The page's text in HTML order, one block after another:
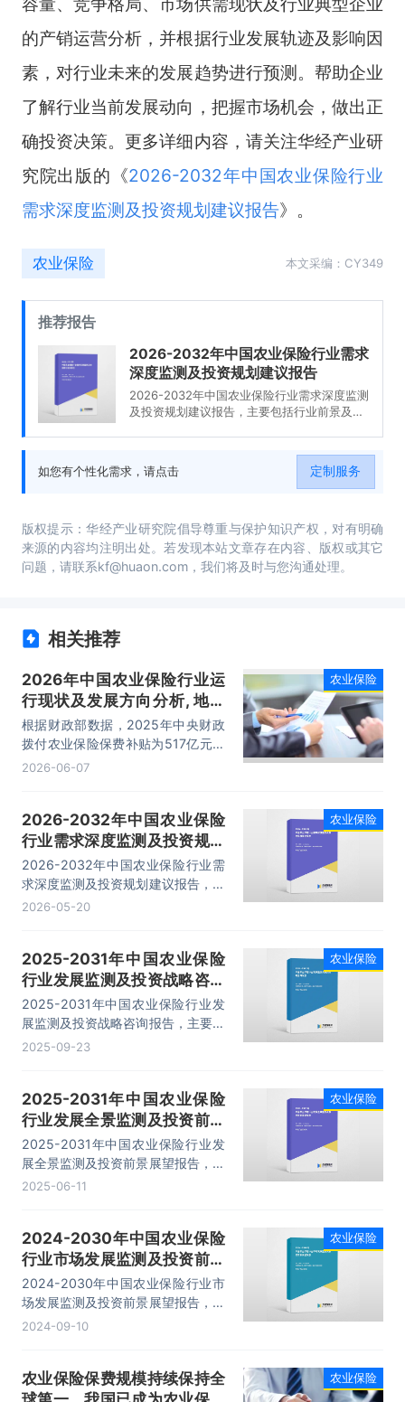
的产销运营分析，并根据行业发展轨迹及影响因
素，对行业未来的发展趋势进行预测。帮助企业
了解行业当前发展动向，把握市场机会，做出正
确投资决策。更多详细内容，请关注华经产业研
究院出版的《2026-2032年中国农业保险行业
需求深度监测及投资规划建议报告》。
农业保险 本文采编：CY349
推荐报告
2026-2032年中国农业保险行业需求
深度监测及投资规划建议报告
2026-2032年中国农业保险行业需求深度监测
及投资规划建议报告，主要包括行业前景及投
如您有个性化需求，请点击
定制服务
版权提示：华经产业研究院倡导尊重与保护知识产权，对有明确
来源的内容均注明出处。若发现本站文章存在内容、版权或其它
问题，请联系kf@huaon.com，我们将及时与您沟通处理。
相关推荐
2026年中国农业保险行业运
行现状及发展方向分析, 地方
政策性农业保险保费占比持续
提升「图」
根据财政部数据，2025年中央财政
拨付农业保险保费补贴为517亿元。
这一补贴资金用于支持我国农业保险
农民收益。
2026-06-07
农业保险
2026-2032年中国农业保险
行业需求深度监测及投资规划
建议报告
2026-2032年中国农业保险行业需
求深度监测及投资规划建议报告，主
要包括行业前景及投资价值、投资机
2026-05-20
农业保险
2025-2031年中国农业保险
行业发展监测及投资战略咨询
报告
2025-2031年中国农业保险行业发
展监测及投资战略咨询报告，主要包
括行业产业链分析、重点企业竞争分
2025-09-23
农业保险
2025-2031年中国农业保险
行业发展全景监测及投资前景
展望报告
2025-2031年中国农业保险行业发
展全景监测及投资前景展望报告，主
要包括行业前景及投资价值、投资机
2025-06-11
农业保险
2024-2030年中国农业保险
行业市场发展监测及投资前景
展望报告
2024-2030年中国农业保险行业市
场发展监测及投资前景展望报告，主
要包括行业产业链分析、重点企业竞
2024-09-10
农业保险
农业保险保费规模持续保持全
农业保险